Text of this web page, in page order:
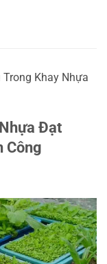
Trong Khay Nhựa
Đạt
Công